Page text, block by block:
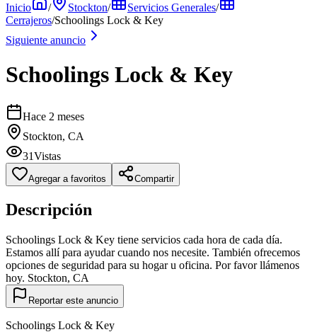
Inicio / Stockton/ Servicios Generales/
Cerrajeros/Schoolings Lock & Key
Siguiente anuncio
Schoolings Lock & Key
Hace 2 meses
Stockton, CA
31Vistas
Agregar a favoritos Compartir
Descripción
Schoolings Lock & Key tiene servicios cada hora de cada día.
Estamos allí para ayudar cuando nos necesite. También ofrecemos
opciones de seguridad para su hogar u oficina. Por favor llámenos
hoy. Stockton, CA
Reportar este anuncio
Schoolings Lock & Key